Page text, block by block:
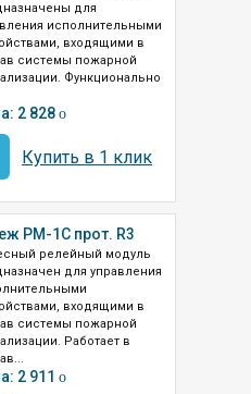
для
исполнительными
входящими в
системы пожарной
Функционально
2 828 o
Купить в 1 клик
РМ-1С прот. R3
релейный модуль
для управления
входящими в
системы пожарной
Работает в
2 911 o